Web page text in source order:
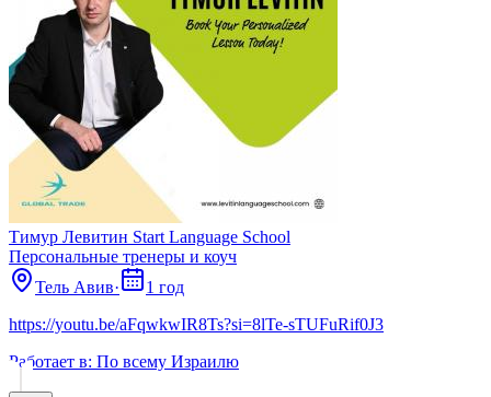
Тимур Левитин Start Language School
Персональные тренеры и коуч
Тель Авив·
1 год
https://youtu.be/aFqwkwIR8Ts?si=8lTe-sTUFuRif0J3
Работает в: По всему Израилю